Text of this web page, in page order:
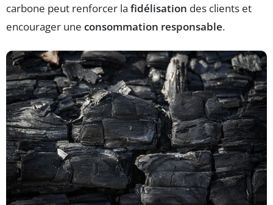
carbone peut renforcer la fidélisation des clients et
encourager une consommation responsable.